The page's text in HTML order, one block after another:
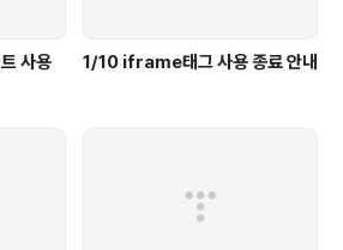
사용
1/10 iframe태그 사용 종료 안내